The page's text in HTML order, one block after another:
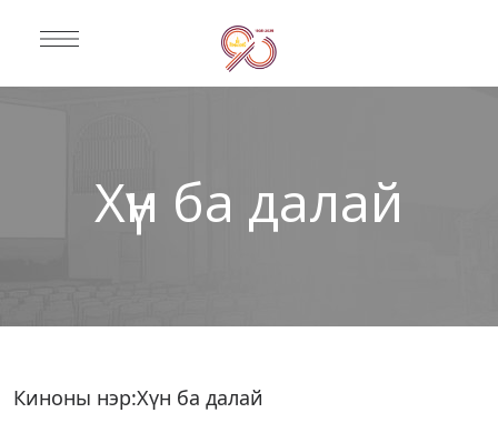
Хүн ба далай
Киноны нэр:Хүн ба далай